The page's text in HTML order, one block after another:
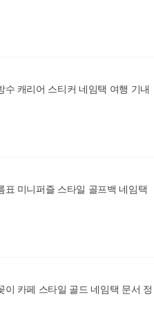
수 캐리어 스티커 네임택 여행 기내
표 미니퍼즐 스타일 골프백 네임택
이 카페 스타일 골드 네임택 문서 정